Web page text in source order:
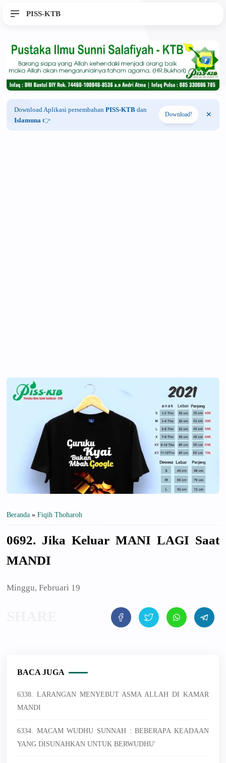
PISS-KTB
Download Aplikasi persembahan PISS-KTB dan
Islamuna 👉
Download!
Beranda » Fiqih Thoharoh
0692. Jika Keluar MANI LAGI Saat
MANDI
Minggu, Februari 19
BACA JUGA
6338. LARANGAN MENYEBUT ASMA ALLAH DI KAMAR
MANDI
6334. MACAM WUDHU SUNNAH : BEBERAPA KEADAAN
YANG DISUNAHKAN UNTUK BERWUDHU'